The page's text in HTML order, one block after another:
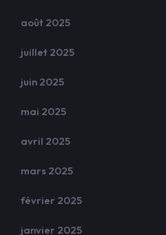
août 2025
juillet 2025
juin 2025
mai 2025
avril 2025
mars 2025
février 2025
janvier 2025